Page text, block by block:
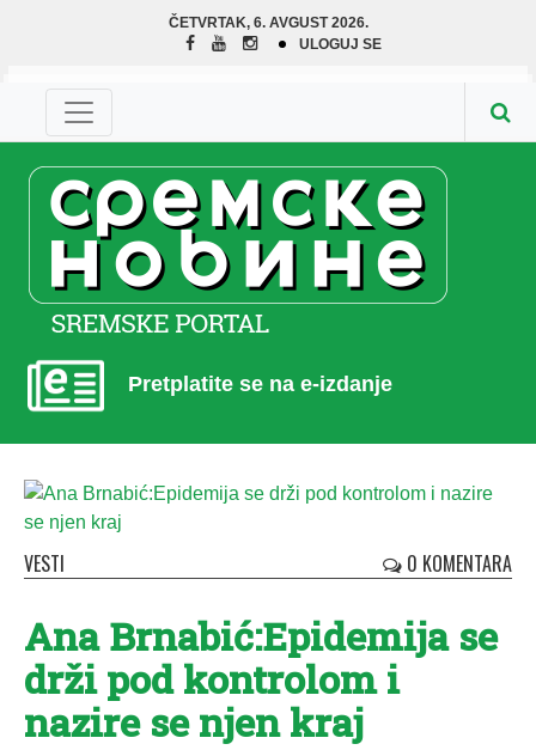
ČETVRTAK, 6. AVGUST 2026.
ULOGUJ SE
Pretplatite se na e-izdanje
VESTI 0 KOMENTARA
Ana Brnabić:Epidemija se
drži pod kontrolom i
nazire se njen kraj